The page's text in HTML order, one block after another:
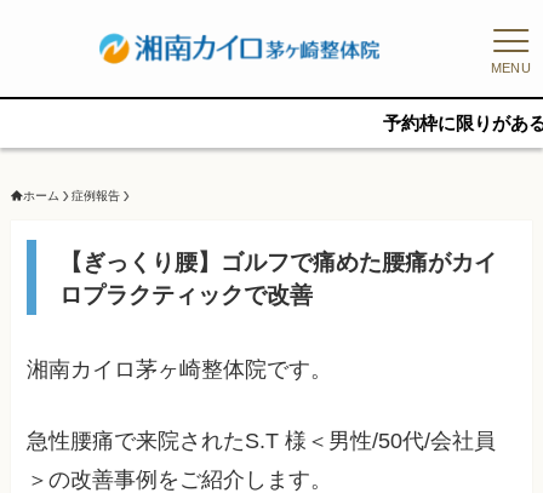
MENU
予約枠に限りがあるため、新規の予
ホーム 症例報告
【ぎっくり腰】ゴルフで痛めた腰痛がカイ
ロプラクティックで改善
湘南カイロ茅ヶ崎整体院です。
急性腰痛で来院されたS.T 様＜男性/50代/会社員
＞の改善事例をご紹介します。